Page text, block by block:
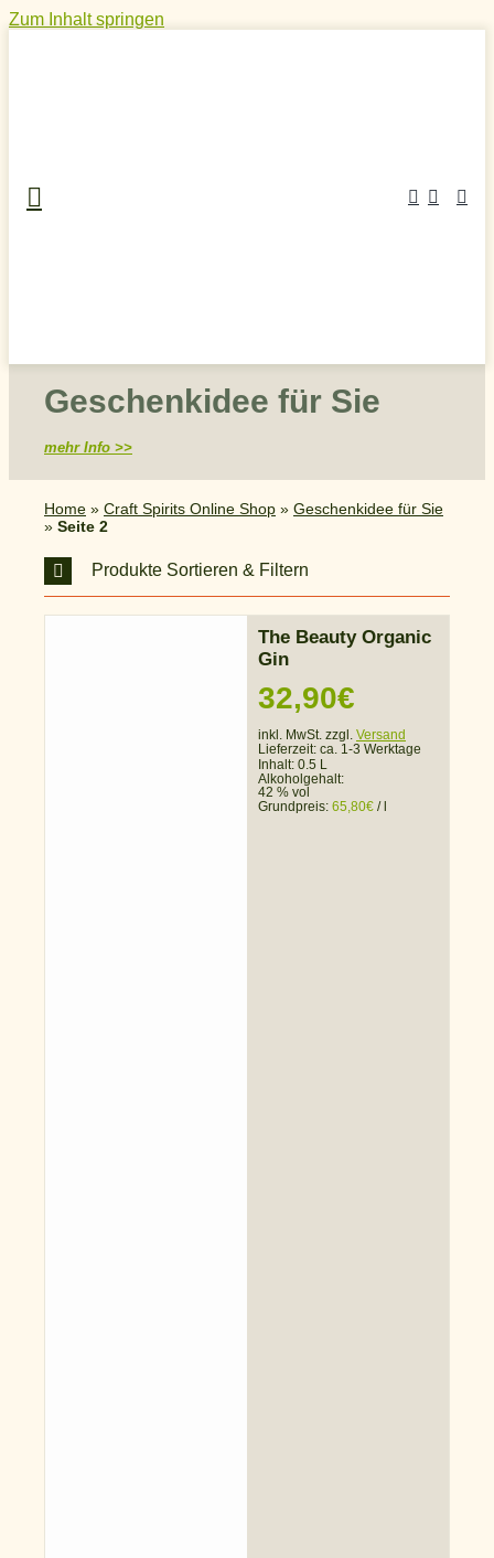
Zum Inhalt springen
Geschenkidee für Sie
mehr Info >>
Home» Craft Spirits Online Shop» Geschenkidee für Sie
» Seite 2
Produkte Sortieren & Filtern
The Beauty Organic
Gin
32,90€
inkl. MwSt. zzgl. Versand
Lieferzeit: ca. 1-3 Werktage
Inhalt: 0.5 L
Alkoholgehalt:
42 % vol
Grundpreis: 65,80€ /